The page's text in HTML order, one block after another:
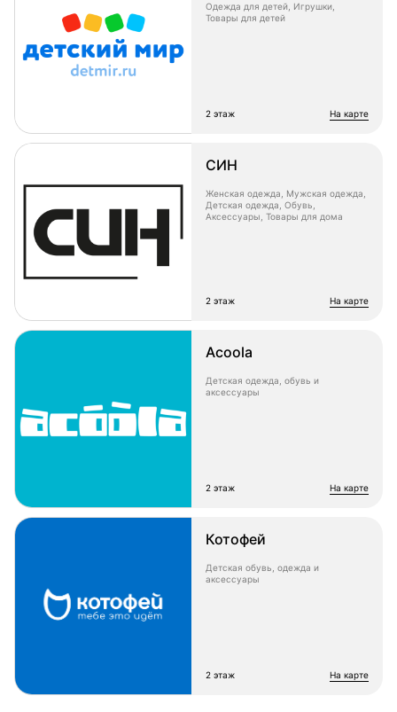
Одежда для детей, Игрушки,
Товары для детей
2 этаж на карте
СИН
Женская одежда, Мужская одежда,
Детская одежда, Обувь,
Аксессуары, Товары для дома
2 этаж на карте
Acoola
Детская одежда, обувь и
аксессуары
2 этаж на карте
Котофей
Детская обувь, одежда и
аксессуары
2 этаж на карте